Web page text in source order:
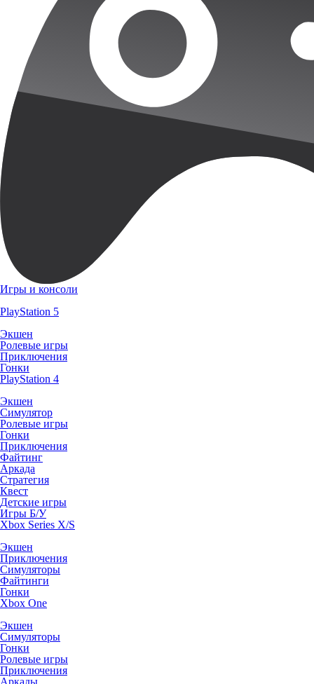
Игры и консоли
PlayStation 5
Экшен
Ролевые игры
Приключения
Гонки
PlayStation 4
Экшен
Симулятор
Ролевые игры
Гонки
Приключения
Файтинг
Аркада
Стратегия
Квест
Детские игры
Игры Б/У
Xbox Series X/S
Экшен
Приключения
Симуляторы
Файтинги
Гонки
Xbox One
Экшен
Симуляторы
Гонки
Ролевые игры
Приключения
Аркады